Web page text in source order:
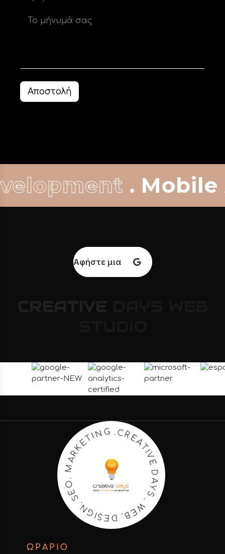
Αποστολή
. Mobile Apps .
Αφήστε μια κριτική
CREA TIVE
D
A
Y
S
.
W
E
B
.
D
E
S
I
G
N
.
S
E
O
.
M
A
R
E
T
I
N
G
.
ΩΡΑΡΙΟ